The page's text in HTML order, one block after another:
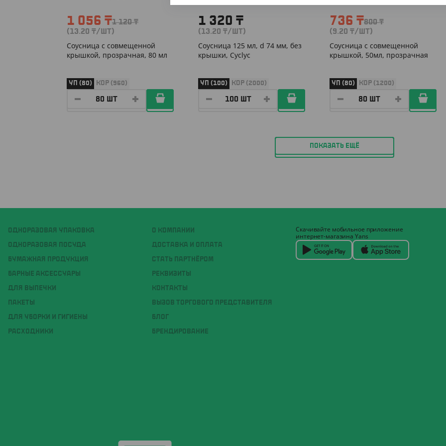
1 056 ₸1 120₸
(13.20 ₸/ШТ)
Соусница с совмещенной
крышкой, прозрачная, 80 мл
УП (80) КОР (960)
1 320 ₸
(13.20 ₸/ШТ)
Соусница 125 мл, d 74 мм, без
крышки, Cyclyc
УП (100) КОР (2000)
736 ₸800₸
(9.20 ₸/ШТ)
Соусница с совмещенной
крышкой, 50мл, прозрачная
УП (80) КОР (1200)
ПОКАЗАТЬ ЕЩЁ
ОДНОРАЗОВАЯ УПАКОВКА
ОДНОРАЗОВАЯ ПОСУДА
БУМАЖНАЯ ПРОДУКЦИЯ
БАРНЫЕ АКСЕССУАРЫ
ДЛЯ ВЫПЕЧКИ
ПАКЕТЫ
ДЛЯ УБОРКИ И ГИГИЕНЫ
РАСХОДНИКИ
О КОМПАНИИ
ДОСТАВКА И ОПЛАТА
СТАТЬ ПАРТНЁРОМ
РЕКВИЗИТЫ
КОНТАКТЫ
ВЫЗОВ ТОРГОВОГО ПРЕДСТАВИТЕЛЯ
БЛОГ
БРЕНДИРОВАНИЕ
Скачивайте мобильное приложение
интернет-магазина Yans